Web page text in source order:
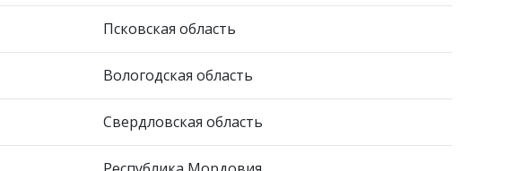
Псковская область
Вологодская область
Свердловская область